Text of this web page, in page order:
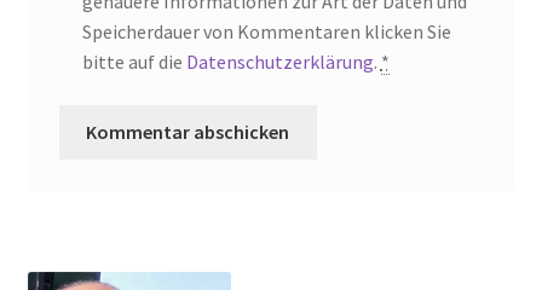
Speicherdauer von Kommentaren klicken Sie
bitte auf die Datenschutzerklärung. *